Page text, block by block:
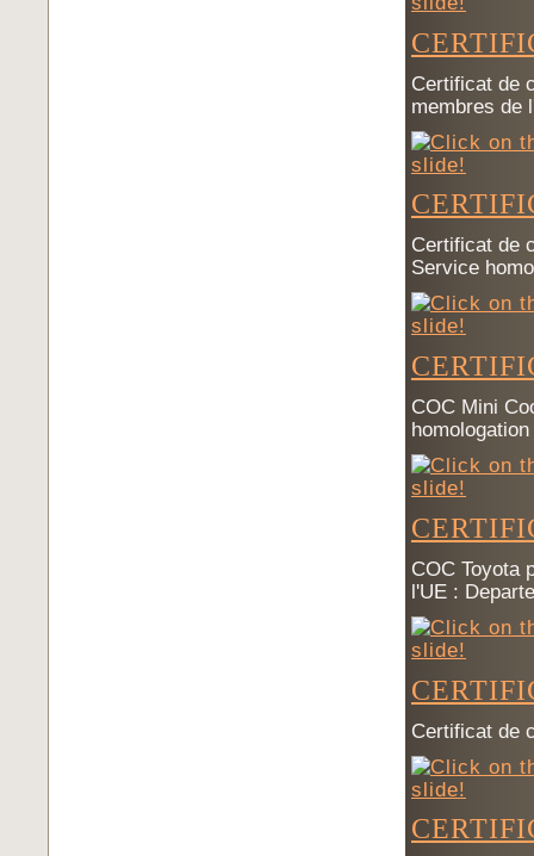
Certificat de
membres de
Certificat de
Service
COC Mini
COC Toyota
l'UE :
Certificat de